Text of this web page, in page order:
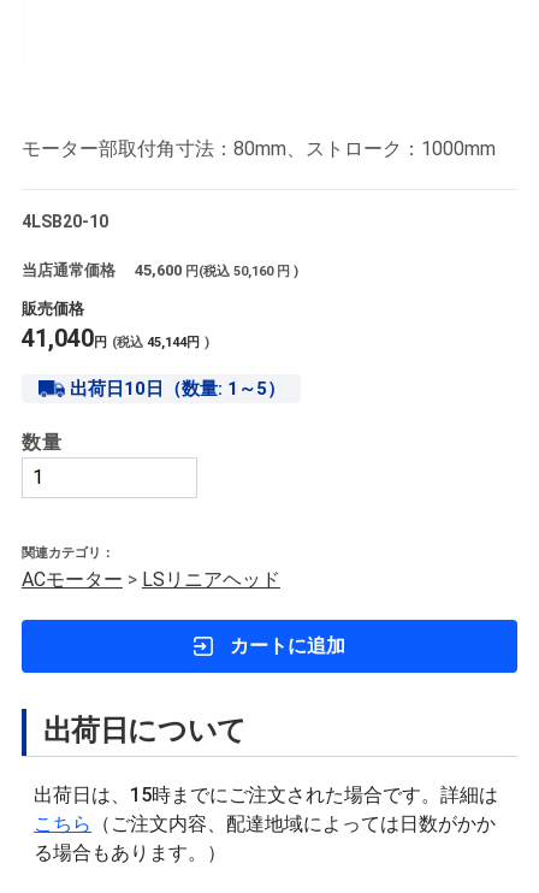
モーター部取付角寸法：80mm、ストローク：1000mm
4LSB20-10
当店通常価格 45,600 円(税込 50,160 円 )
販売価格
41,040円 (税込 45,144円 )
出荷日10日（数量: 1～5）
数量
関連カテゴリ：
ACモーター > LSリニアヘッド
カートに追加
出荷日について
出荷日は、15時までにご注文された場合です。詳細は
こちら
（ご注文内容、配達地域によっては日数がかか
る場合もあります。）